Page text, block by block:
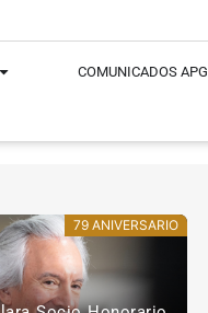
COMUNICADOS APG
79 ANIVERSARIO